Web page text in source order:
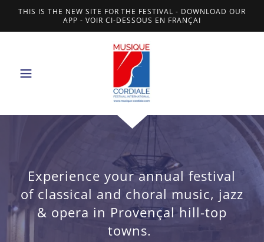
THIS IS THE NEW SITE FOR THE FESTIVAL - DOWNLOAD OUR
APP - VOIR CI-DESSOUS EN FRANÇAI
Experience your annual festival
of classical and choral music, jazz
& opera in Provençal hill-top
towns.